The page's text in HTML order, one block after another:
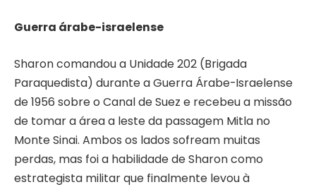
Guerra árabe-israelense
Sharon comandou a Unidade 202 (Brigada
Paraquedista) durante a Guerra Árabe-Israelense
de 1956 sobre o Canal de Suez e recebeu a missão
de tomar a área a leste da passagem Mitla no
Monte Sinai. Ambos os lados sofream muitas
perdas, mas foi a habilidade de Sharon como
estrategista militar que finalmente levou à